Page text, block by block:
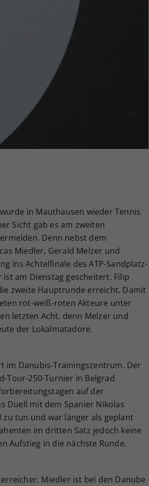
in Mauthausen wieder Tennis
Sicht gab es am zweiten
Denn nebst dem
Miedler, Gerald Melzer und
ins Achtelfinale des ATP-Sandplatz-
ist am Dienstag gescheitert. Filip
zweite Hauptrunde erreicht. Damit
rot-weiß-roten Akteure unter
letzten Acht, denn Melzer und
der Lokalmatadore.
im Danubis-Trainingszentrum. Der
Tour-250-Turnier in Belgrad
auf der
Duell mit dem Spanier Nikolas
zu tun und war länger als geplant
im dritten Satz jedoch keine
Aufstieg in die nächste Runde.
Miedler ist bei den Danube
vorgenommen Einstellungen, falls der
Betreiber dies eingestellt hat.